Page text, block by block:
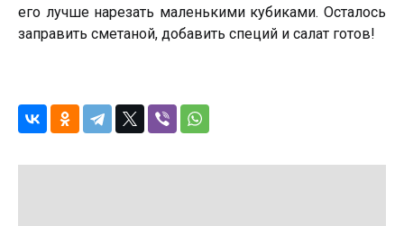
его лучше нарезать маленькими кубиками. Осталось
заправить сметаной, добавить специй и салат готов!